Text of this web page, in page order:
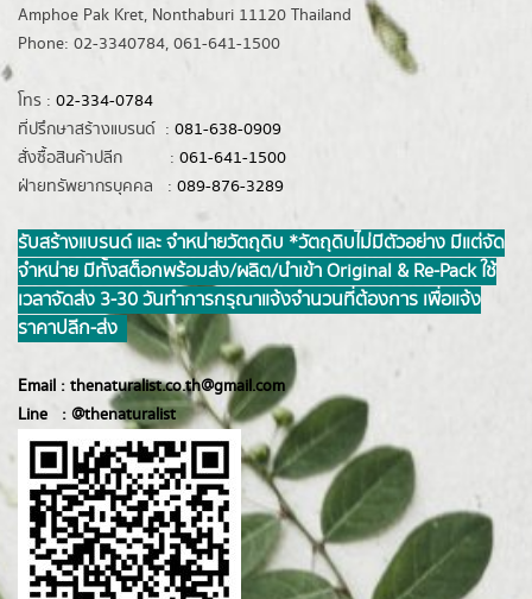
Amphoe Pak Kret, Nonthaburi 11120 Thailand
Phone: 02-3340784, 061-641-1500
โทร : 02-334-0784
ที่ปรึกษาสร้างแบรนด์ : 081-638-0909
สั่งซื้อสินค้าปลีก : 061-641-1500
ฝ่ายทรัพยากรบุคคล : 089-876-3289
รับสร้างแบรนด์ และ จำหน่ายวัตถุดิบ *วัตถุดิบไม่มีตัวอย่าง มีแต่จัด
จำหน่าย มีทั้งสต็อกพร้อมส่ง/ผลิต/นำเข้า Original & Re-Pack ใช้
เวลาจัดส่ง 3-30 วันทำการ กรุณาแจ้งจำนวนที่ต้องการ เพื่อแจ้ง
ราคาปลีก-ส่ง
Email : thenaturalist.co.th@gmail.com
Line : @thenaturalist